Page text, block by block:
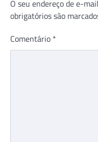
O seu endereço de e-
obrigatórios são
Comentário *